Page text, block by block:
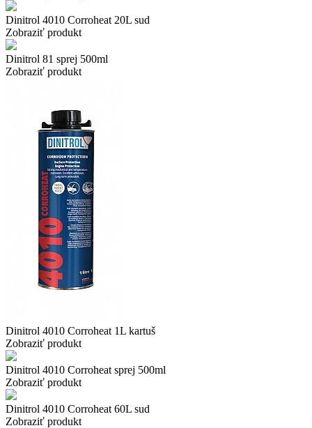
Dinitrol 4010 Corroheat 20L sud
Zobraziť produkt
Dinitrol 81 sprej 500ml
Zobraziť produkt
Dinitrol 4010 Corroheat 1L kartuš
Zobraziť produkt
Dinitrol 4010 Corroheat sprej 500ml
Zobraziť produkt
Dinitrol 4010 Corroheat 60L sud
Zobraziť produkt